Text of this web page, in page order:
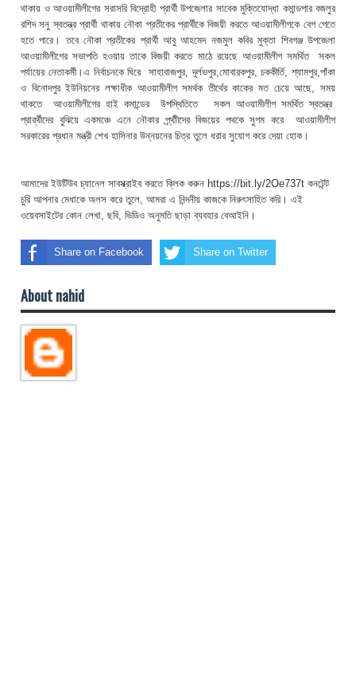
থাকায় ও আওয়ামীলীগের সরাসরি বিদ্রোহী প্রার্থী উপজেলার সাবেক মুক্তিযোদ্ধা কমান্ডপার বজলুর
রশিদ সনু স্বতন্ত্র প্রার্থী থাকায় নৌকা প্রতীকের প্রার্থীকে বিজয়ী করতে আওয়ামীলীগকে বেগ পেতে
হতে পারে। তবে নৌকা প্রতীকের প্রার্থী আবু আহমেদ নজমুল কবির মুক্তা শিবগঞ্জ উপজেলা
আওয়ামীলীগের সভাপতি হওয়ায় তাকে বিজয়ী করতে মাঠে রয়েছে আওয়ামীলীগ সমর্থিত সকল
পর্যায়ের নেতাকর্মী।এ নির্বাচনকে ঘিরে সাহাবাজপুর, দূর্লভপুর,মোবারকপুর, চককীর্তি, শ্যামপুর,পাঁকা
ও বিনোদপুর ইউনিয়নের লক্ষাধীক আওয়ামীলীগ সমর্থক তীর্থের কাকের মত চেয়ে আছে, সময়
থাকতে আওয়ামীলীগের হাই কমান্ডের উপস্থিতিতে সকল আওয়ামীলীগ সমর্থিত স্বতন্ত্র
প্রার্র্থীদের বুঝিয়ে একমঞ্চে এনে নৌকার র্প্র্থাীদের বিজয়ের পথকে সুগম করে আওয়ামীলীগ
সরকারের প্রধান মন্ত্রী শেখ হাসিনার উন্নয়নের চিত্র তুলে ধরার সুযোগ করে দেয়া হোক।
আমাদের ইউটিউব চ্যানেল সাবস্ক্রাইব করতে ক্লিক করুন https://bit.ly/2Oe737t কনটেন্ট
চুরি আপনার মেধাকে অলস করে তুলে, আমরা এ নিন্দনীয় কাজকে নিরুৎসাহিত করি। এই
ওয়েবসাইটের কোন লেখা, ছবি, ভিডিও অনুমতি ছাড়া ব্যবহার বেআইনি।
Share on Facebook Share on Twitter
About nahid